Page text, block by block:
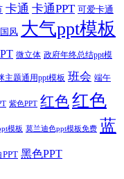
卡通 卡通PPT 可爱卡通
国风 大气ppt模板
微立体 政府年终总结ppt模
主题通用ppt模板 班会 端午
紫色PPT 红色红色
模板 莫兰迪色ppt模板免费 蓝
黑色PPT